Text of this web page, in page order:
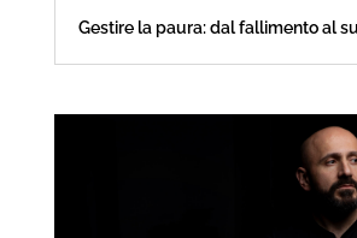
Gestire la paura: dal fallimento al